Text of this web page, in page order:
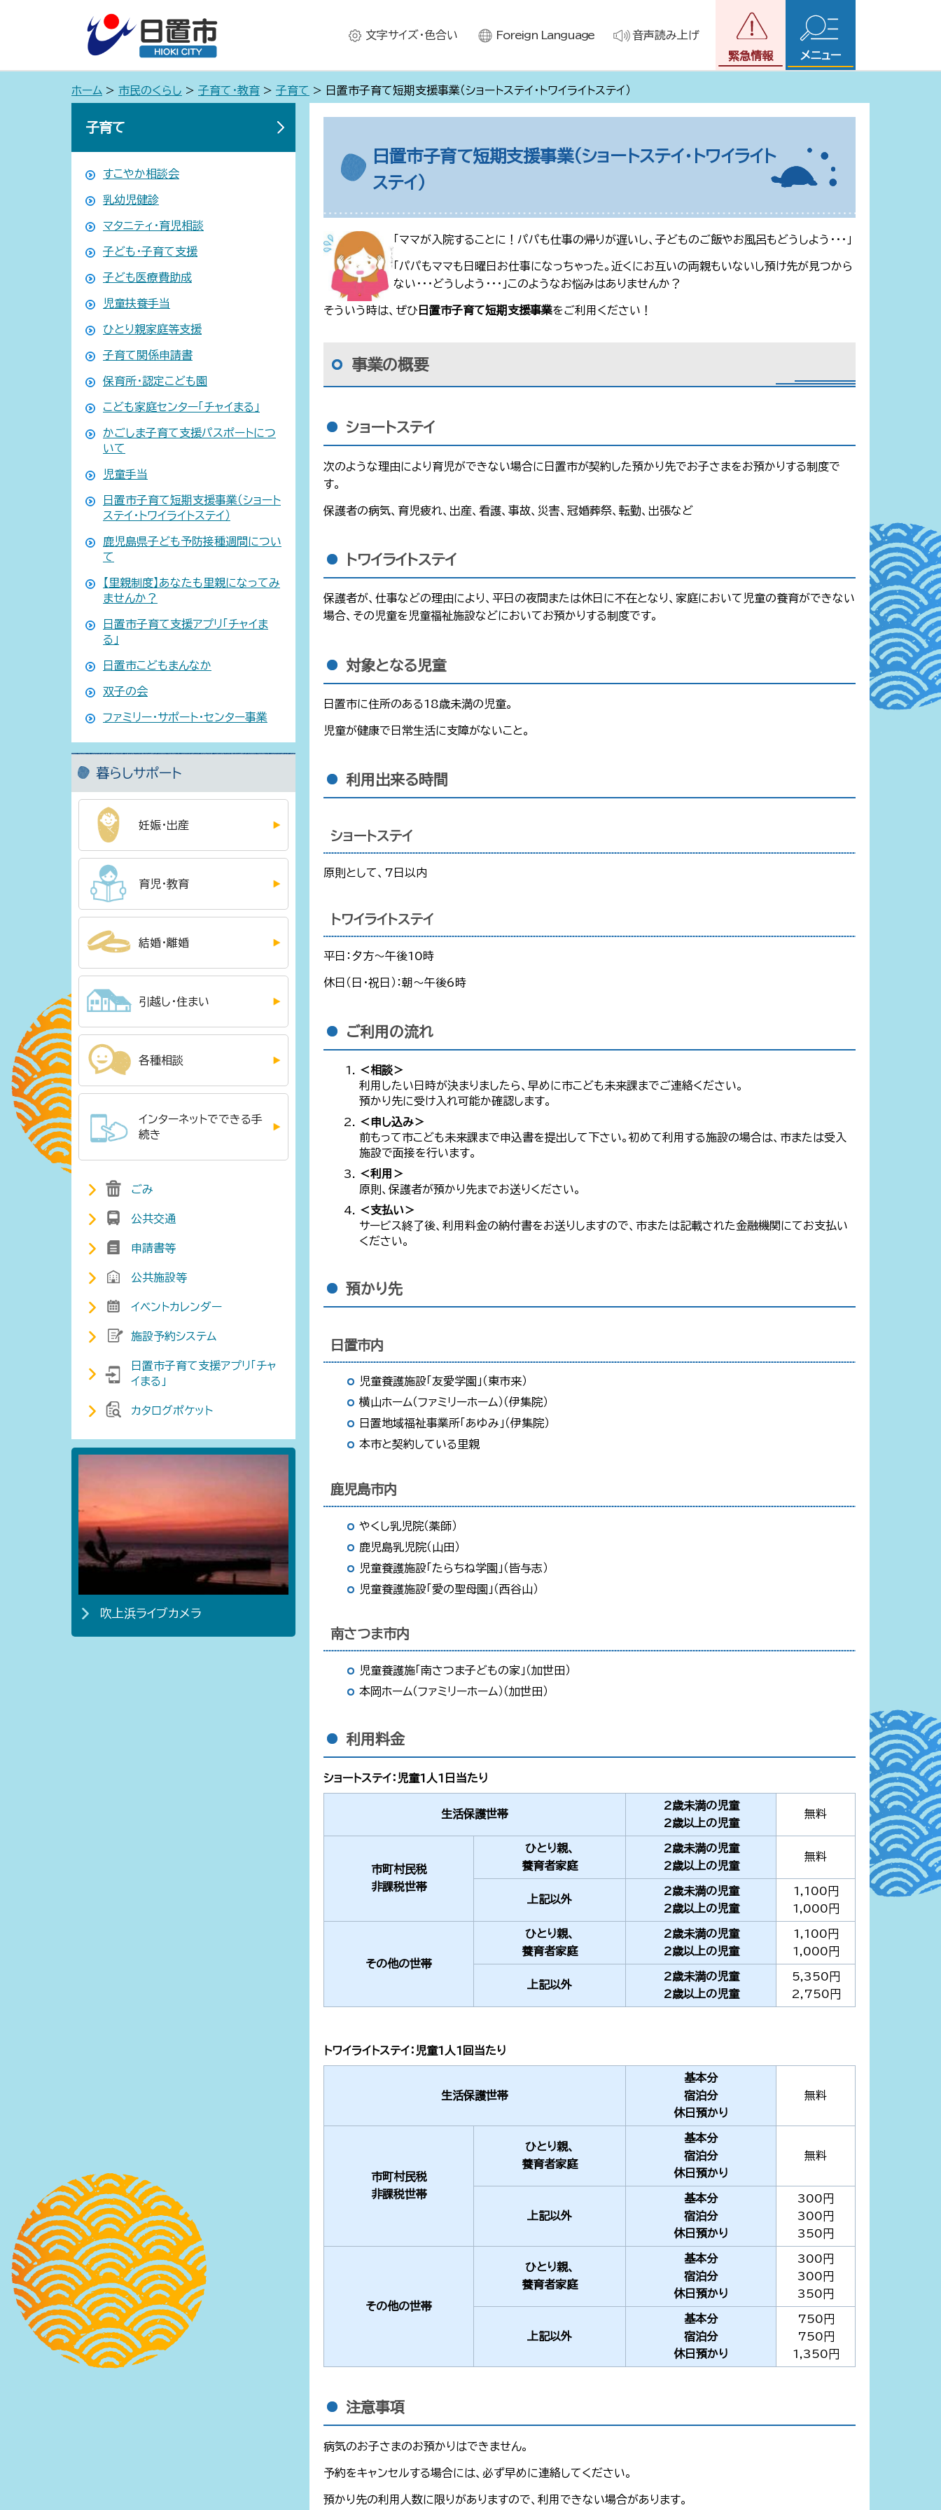
文字サイズ・色合い Foreign Language
音声読み上げ
緊急情報
メニュー
ホーム > 市民のくらし > 子育て・教育 > 子育て > 日置市子育て短期支援事業（ショートステイ・トワイライトステイ）
子育て
すこやか相談会
乳幼児健診
マタニティ・育児相談
子ども・子育て支援
子ども医療費助成
児童扶養手当
ひとり親家庭等支援
子育て関係申請書
保育所・認定こども園
こども家庭センター「チャイまる」
かごしま子育て支援パスポートにつ
いて
児童手当
日置市子育て短期支援事業（ショート
ステイ・トワイライトステイ）
鹿児島県子ども予防接種週間につい
て
【里親制度】あなたも里親になってみ
ませんか？
日置市子育て支援アプリ「チャイま
る」
日置市こどもまんなか
双子の会
ファミリー・サポート・センター事業
暮らしサポート
妊娠・出産
育児・教育
結婚・離婚
引越し・住まい
各種相談
インターネットでできる手
続き
ごみ
公共交通
申請書等
公共施設等
イベントカレンダー
施設予約システム
日置市子育て支援アプリ「チャ
イまる」
カタログポケット
吹上浜ライブカメラ
日置市子育て短期支援事業（ショートステイ・トワイライト
ステイ）
「ママが入院することに！パパも仕事の帰りが遅いし、子どものご飯やお風呂もどうしよう・・・」
「パパもママも日曜日お仕事になっちゃった。近くにお互いの両親もいないし預け先が見つから
ない・・・どうしよう・・・」このようなお悩みはありませんか？
そういう時は、ぜひ 日置市子育て短期支援事業をご利用ください！
事業の概要
ショートステイ
次のような理由により育児ができない場合に日置市が契約した預かり先でお子さまをお預かりする制度で
す。
保護者の病気、育児疲れ、出産、看護、事故、災害、冠婚葬祭、転勤、出張など
トワイライトステイ
保護者が、仕事などの理由により、平日の夜間または休日に不在となり、家庭において児童の養育ができない
場合、その児童を児童福祉施設などにおいてお預かりする制度です。
対象となる児童
日置市に住所のある18歳未満の児童。
児童が健康で日常生活に支障がないこと。
利用出来る時間
ショートステイ
原則として、7日以内
トワイライトステイ
平日：夕方～午後10時
休日（日・祝日）：朝～午後6時
ご利用の流れ
＜相談＞
利用したい日時が決まりましたら、早めに市こども未来課までご連絡ください。
預かり先に受け入れ可能か確認します。
＜申し込み＞
前もって市こども未来課まで申込書を提出して下さい。初めて利用する施設の場合は、市または受入
施設で面接を行います。
＜利用＞
原則、保護者が預かり先までお送りください。
＜支払い＞
サービス終了後、利用料金の納付書をお送りしますので、市または記載された金融機関にてお支払い
ください。
預かり先
日置市内
児童養護施設「友愛学園」（東市来）
横山ホーム（ファミリーホーム）（伊集院）
日置地域福祉事業所「あゆみ」（伊集院）
本市と契約している里親
鹿児島市内
やくし乳児院（薬師）
鹿児島乳児院（山田）
児童養護施設「たらちね学園」（皆与志）
児童養護施設「愛の聖母園」（西谷山）
南さつま市内
児童養護施「南さつま子どもの家」（加世田）
本岡ホーム（ファミリーホーム）（加世田）
利用料金
ショートステイ：児童1人1日当たり
生活保護世帯
2歳未満の児童
2歳以上の児童
無料
市町村民税
非課税世帯
ひとり親、
養育者家庭
2歳未満の児童
2歳以上の児童
無料
上記以外
2歳未満の児童
2歳以上の児童
1,100円
1,000円
その他の世帯
ひとり親、
養育者家庭
2歳未満の児童
2歳以上の児童
1,100円
1,000円
上記以外
2歳未満の児童
2歳以上の児童
5,350円
2,750円
トワイライトステイ：児童1人1回当たり
生活保護世帯
基本分
宿泊分
休日預かり
無料
市町村民税
非課税世帯
ひとり親、
養育者家庭
基本分
宿泊分
休日預かり
無料
上記以外
基本分
宿泊分
休日預かり
300円
300円
350円
その他の世帯
ひとり親、
養育者家庭
基本分
宿泊分
休日預かり
300円
300円
350円
上記以外
基本分
宿泊分
休日預かり
750円
750円
1,350円
注意事項
病気のお子さまのお預かりはできません。
予約をキャンセルする場合には、必ず早めに連絡してください。
預かり先の利用人数に限りがありますので、利用できない場合があります。